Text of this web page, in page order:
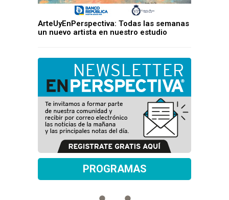
ArteUyEnPerspectiva: Todas las semanas
un nuevo artista en nuestro estudio
PROGRAMAS